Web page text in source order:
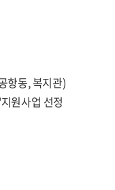
항동, 복지관)
원사업 선정